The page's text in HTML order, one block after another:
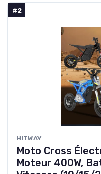
#2
HITWAY
Moto Cross
Moteur 400W,